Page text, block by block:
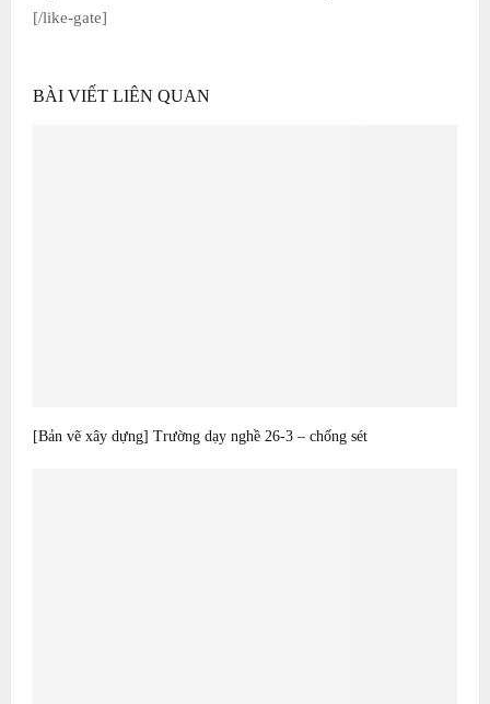
[/like-gate]
BÀI VIẾT LIÊN QUAN
[Bản vẽ xây dựng] Trường dạy nghề 26-3 – chống sét